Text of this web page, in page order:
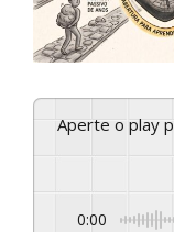
Aperte o play
0:00